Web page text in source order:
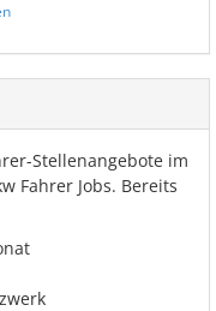
Stellenangebote im
Fahrer Jobs. Bereits